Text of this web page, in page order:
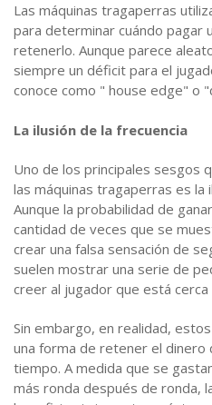
Las máquinas tragaperras
para determinar cuándo pagar
retenerlo. Aunque parece
siempre un déficit para el
conoce como " house edge" o
La ilusión de la frecuencia
Uno de los principales sesgos
las máquinas tragaperras es la
Aunque la probabilidad de
cantidad de veces que se
crear una falsa sensación de
suelen mostrar una serie de
creer al jugador que está cerca
Sin embargo, en realidad,
una forma de retener el dinero
tiempo. A medida que se
más ronda después de ronda,